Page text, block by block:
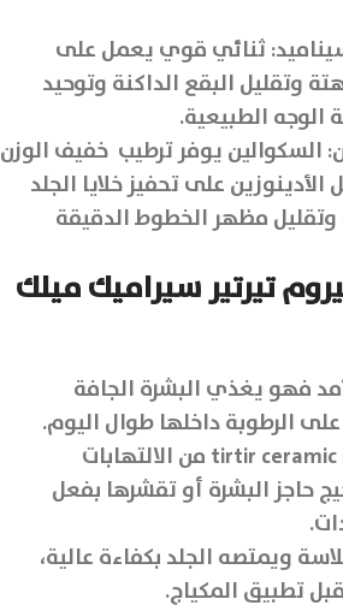
ثنائي قوي يعمل على
وتقليل البقع الداكنة وتوحيد
الوجه الطبيعية.
السكوالين يوفر ترطيب خفيف الوزن
على تحفيز خلايا الجلد
وتقليل مظهر الخطوط الدقيقة
تيرتير سيراميك ميلك
فهو يغذي البشرة الجافة
الرطوبة داخلها طوال اليوم.
يهدئ tirtir ceramic milk ampoule من الالتهابات
حاجز البشرة أو تقشرها بفعل
ويمتصه الجلد بكفاءة عالية،
تطبيق المكياج.